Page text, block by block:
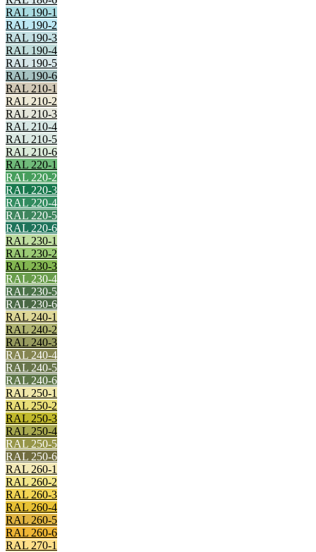
RAL 190-1
RAL 190-2
RAL 190-3
RAL 190-4
RAL 190-5
RAL 190-6
RAL 210-1
RAL 210-2
RAL 210-3
RAL 210-4
RAL 210-5
RAL 210-6
RAL 220-1
RAL 220-2
RAL 220-3
RAL 220-4
RAL 220-5
RAL 220-6
RAL 230-1
RAL 230-2
RAL 230-3
RAL 230-4
RAL 230-5
RAL 230-6
RAL 240-1
RAL 240-2
RAL 240-3
RAL 240-4
RAL 240-5
RAL 240-6
RAL 250-1
RAL 250-2
RAL 250-3
RAL 250-4
RAL 250-5
RAL 250-6
RAL 260-1
RAL 260-2
RAL 260-3
RAL 260-4
RAL 260-5
RAL 260-6
RAL 270-1